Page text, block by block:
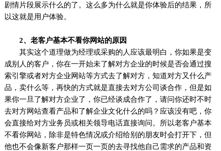
剧情片段展示什么的了。这么多为什么就是你体验后的结果，所
以这就是用户体验。
2、老客户基本不看你网站的原因
其实这个道理做为经理或采购的人应该最明白，你如果是变
成别人的客户，你在一开始未了解对方企业的时候是否会通过搜
索引擎或者对方企业网站等方式去了解对方，知道对方又什么产
品，卖什么等，再快的方式就是直接去对方公司谈合作，但是如
果你一旦了解对方企业了，你已经谈成合作了，请问你还时不时
去对方网站查看产品和了解企业文化什么的吗？应该没有吧，你
会直接给对方业务员或相关领导电话直接询问。所以老客户基本
不看你网站，除非是特色情况或介绍给别的朋友时会打开下，但
他也不会像新客户那样一页一页的去寻找他自己需求的产品和资